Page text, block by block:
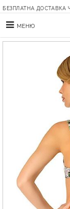
БЕЗПЛАТНА ДОСТАВКА
МЕНЮ